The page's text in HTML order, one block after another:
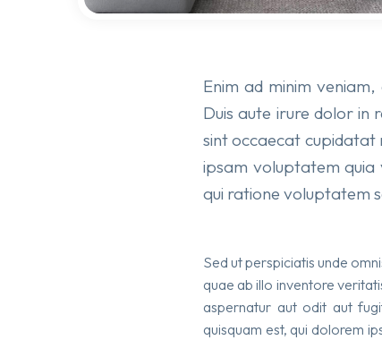
Enim ad minim
Duis aute irure dolor in
sint occaecat cupidatat
ipsam voluptatem quia
qui ratione voluptatem
Sed ut perspiciatis unde
quae ab illo inventore
aspernatur aut odit aut
quisquam est, qui dolorem